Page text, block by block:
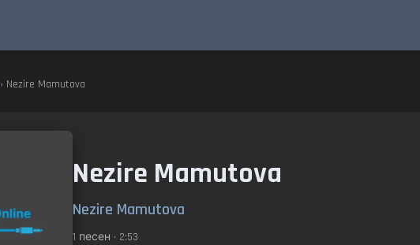
› Nezire Mamutova
Nezire Mamutova
Nezire Mamutova
1 песен • 2:53